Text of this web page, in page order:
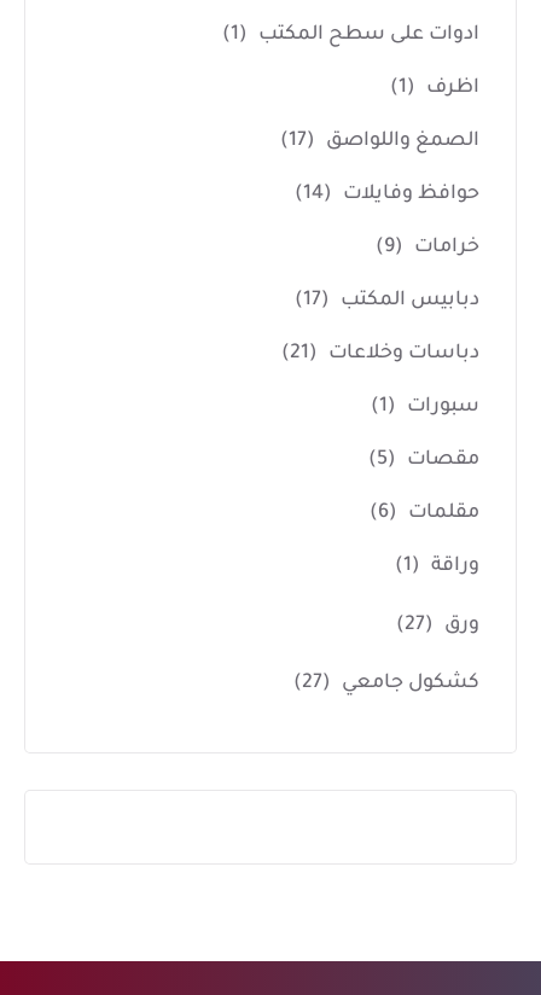
ادوات على سطح المكتب (1)
اظرف (1)
الصمغ واللواصق (17)
حوافظ وفايلات (14)
خرامات (9)
دبابيس المكتب (17)
دباسات وخلاعات (21)
سبورات (1)
مقصات (5)
مقلمات (6)
وراقة (1)
ورق (27)
كشكول جامعي (27)